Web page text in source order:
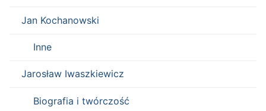
Jan Kochanowski
Inne
Jarosław Iwaszkiewicz
Biografia i twórczość